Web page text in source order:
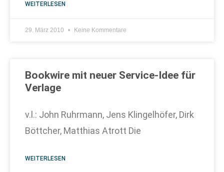
WEITERLESEN
29. März 2010 Keine Kommentare
Bookwire mit neuer Service-Idee für
Verlage
v.l.: John Ruhrmann, Jens Klingelhöfer, Dirk
Böttcher, Matthias Atrott Die
WEITERLESEN